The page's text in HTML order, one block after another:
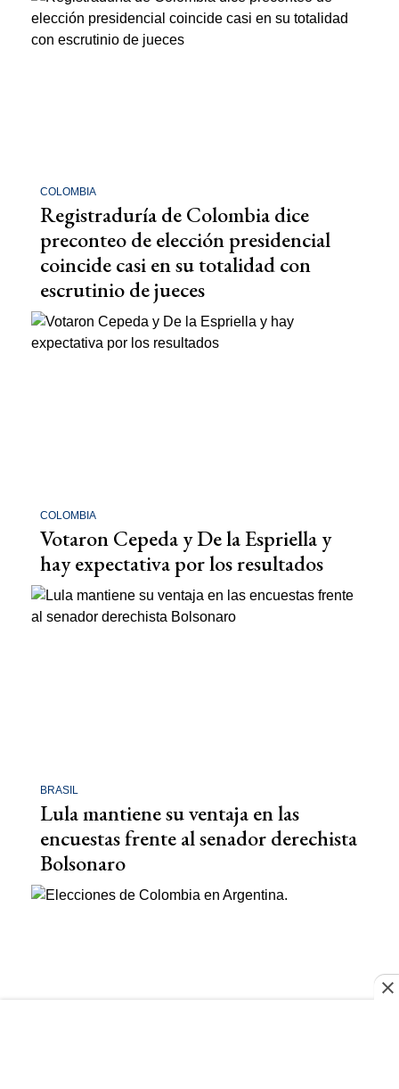
COLOMBIA
Registraduría de Colombia dice
preconteo de elección presidencial
coincide casi en su totalidad con
escrutinio de jueces
COLOMBIA
Votaron Cepeda y De la Espriella y
hay expectativa por los resultados
BRASIL
Lula mantiene su ventaja en las
encuestas frente al senador derechista
Bolsonaro